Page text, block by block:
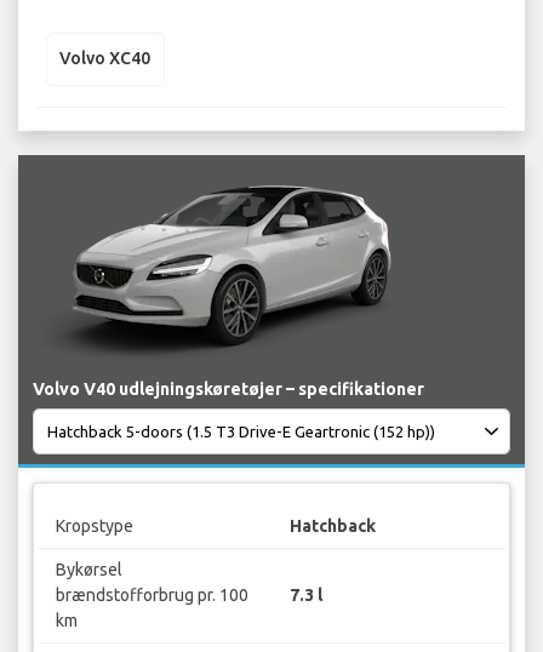
Volvo XC40
Volvo V40 udlejningskøretøjer – specifikationer
Kropstype Hatchback
Bykørsel
brændstofforbrug pr. 100
km
7.3 l